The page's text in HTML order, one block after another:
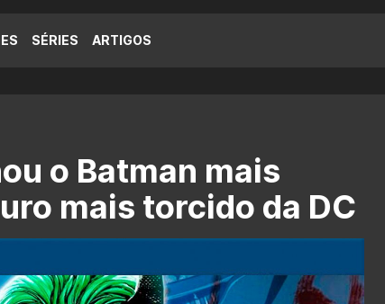
SÉRIES ARTIGOS
o Batman mais
mais torcido da DC